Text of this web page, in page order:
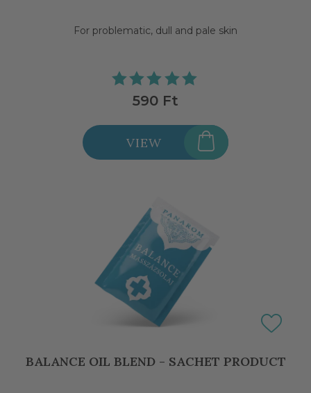
For problematic, dull and pale skin
590 Ft
VIEW
BALANCE OIL BLEND - SACHET PRODUCT